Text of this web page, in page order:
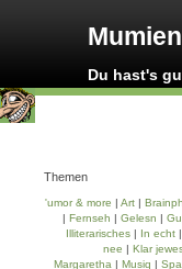
Du hast's
Themen
'umor & more | Art |
| Fernseh | Gelesn |
Illiterarisches | In echt |
nee | Klar
Margaretha | Musiq |